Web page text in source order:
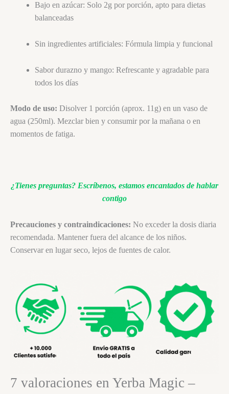
Bajo en azúcar: Solo 2g por porción, apto para dietas
balanceadas
Sin ingredientes artificiales: Fórmula limpia y funcional
Sabor durazno y mango: Refrescante y agradable para
todos los días
Modo de uso: Disolver 1 porción (aprox. 11g) en un vaso de
agua (250ml). Mezclar bien y consumir por la mañana o en
momentos de fatiga.
¿Tienes preguntas? Escríbenos, estamos encantados de hablar
contigo
Precauciones y contraindicaciones: No exceder la dosis diaria
recomendada. Mantener fuera del alcance de los niños.
Conservar en lugar seco, lejos de fuentes de calor.
7 valoraciones en Yerba Magic –